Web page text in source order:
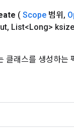
( Scope 범위 ,
, List<Long> ksize
래스를 생성하는